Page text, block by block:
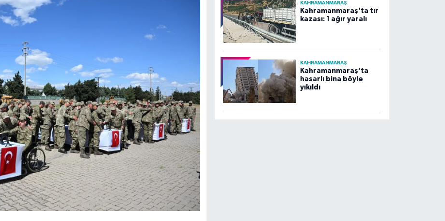
KAHRAMANMARAŞ
Kahramanmaraş'ta tır
kazası: 1 ağır yaralı
KAHRAMANMARAŞ
Kahramanmaraş'ta
hasarlı bina böyle
yıkıldı